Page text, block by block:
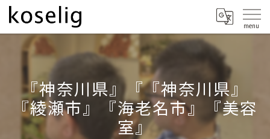
『神奈川県』『『神奈川県』
『綾瀬市』『海老名市』『美容
室』